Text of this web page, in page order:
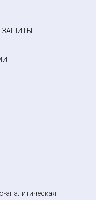
ЗАЩИТЫ
аналитическая